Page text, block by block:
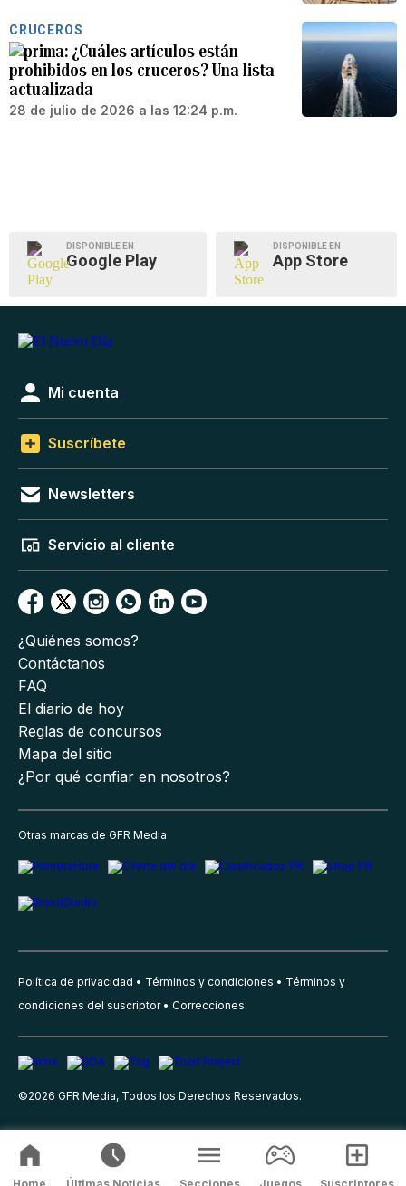
CRUCEROS
¿Cuáles artículos están
prohibidos en los cruceros? Una lista
actualizada
28 de julio de 2026 a las 12:24 p.m.
DISPONIBLE EN
Google Play
DISPONIBLE EN
App Store
Mi cuenta
Suscríbete
Newsletters
Servicio al cliente
¿Quiénes somos?
Contáctanos
FAQ
El diario de hoy
Reglas de concursos
Mapa del sitio
¿Por qué confiar en nosotros?
Otras marcas de GFR Media
Política de privacidad Términos y condiciones
Términos y
condiciones del suscriptor
Correcciones
©2026 GFR Media, Todos los Derechos Reservados.